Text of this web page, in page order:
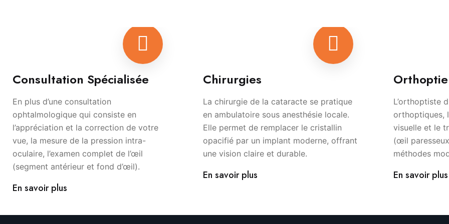
Consultation Spécialisée
En plus d’une consultation
ophtalmologique qui consiste en
l’appréciation et la correction de votre
vue, la mesure de la pression intra-
oculaire, l’examen complet de l’œil
(segment antérieur et fond d’œil).
En savoir plus
Chirurgies
La chirurgie de la cataracte se pratique
en ambulatoire sous anesthésie locale.
Elle permet de remplacer le cristallin
opacifié par un implant moderne, offrant
une vision claire et durable.
En savoir plus
Orthoptie
L’orthoptiste
orthoptiques,
visuelle et le
(œil
méthodes
En savoir plus